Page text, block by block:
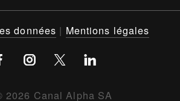
2026 Canal Alpha SA
données | Mentions légales